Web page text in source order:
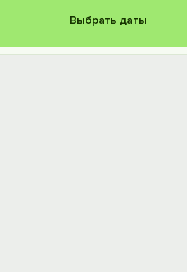
Выбрать даты